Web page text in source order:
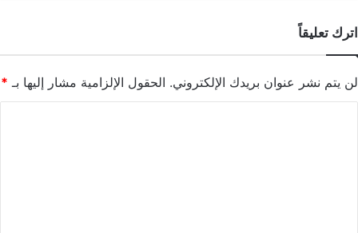
اترك تعليقاً
لن يتم نشر عنوان بريدك الإلكتروني. الحقول الإلزامية مشار إليها بـ *